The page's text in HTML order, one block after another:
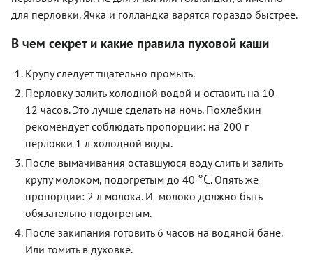
для перловки. Ячка и голландка варятся гораздо быстрее.
В чем секрет и какие правила пуховой каши
Крупу следует тщательно промыть.
Перловку залить холодной водой и оставить на 10–
12 часов. Это лучше сделать на ночь. Похлебкин
рекомендует соблюдать пропорции: на 200 г
перловки 1 л холодной воды.
После вымачивания оставшуюся воду слить и залить
крупу молоком, подогретым до 40 °C. Опять же
пропорции: 2 л молока. И молоко должно быть
обязательно подогретым.
После закипания готовить 6 часов на водяной бане.
Или томить в духовке.